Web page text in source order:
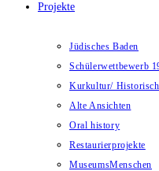
Projekte
Jüdisches Baden
Schülerwettbewerb
Kurkultur/
Alte Ansichten
Oral history
Restaurierprojekte
MuseumsMenschen